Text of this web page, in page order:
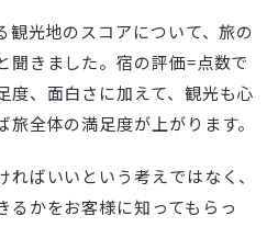
光地のスコアについて、旅の
聞きました。宿の評価=点数で
度、面白さに加えて、観光も心
全体の満足度が上がります。
ばいいという考えではなく、
るかをお客様に知ってもらっ